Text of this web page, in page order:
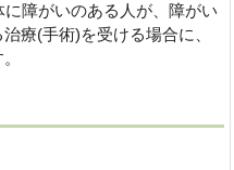
障がいのある人が、障がい
療(手術)を受ける場合に、